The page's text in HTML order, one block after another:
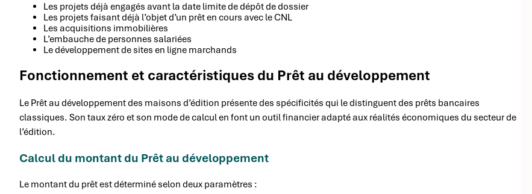
Les projets déjà engagés avant la date limite de dépôt de dossier
Les projets faisant déjà l’objet d’un prêt en cours avec le CNL
Les acquisitions immobilières
L’embauche de personnes salariées
Le développement de sites en ligne marchands
Fonctionnement et caractéristiques du Prêt au développement
Le Prêt au développement des maisons d’édition présente des spécificités qui le distinguent des prêts bancaires
classiques. Son taux zéro et son mode de calcul en font un outil financier adapté aux réalités économiques du secteur de
l’édition.
Calcul du montant du Prêt au développement
Le montant du prêt est déterminé selon deux paramètres :